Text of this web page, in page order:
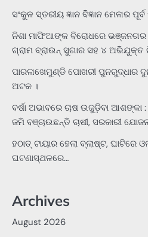
ସଂକୁଳ ସ୍ତରୀୟ ଜ୍ଞାନ ବିଜ୍ଞାନ ମେଳାର
ନିଶା ମାଫିଆଙ୍କ ବିରୋଧରେ
ଗ୍ରାମ ବ୍ରାଉନ୍ ସୁଗାର ସହ ୪
ପାରଳାଖେମୁଣ୍ଡି ପୋଖରୀ ପୁନରୁଦ୍ଧାର
ଅଟକ ।
ବର୍ଷା ଅଭାବରେ ଚାଷ ଉଜୁଡ଼ିବା
ଜମି ବଞ୍ଚାଉଛନ୍ତି ଚାଷୀ, ସରକାରୀ
ହଠାତ୍‌ ଟାୟାର ହେଲା ବ୍ଲାଷ୍ଟ,
ଘଟଣାସ୍ଥଳରେ…
Archives
August 2026